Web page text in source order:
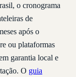
o cronograma
de
após o
ou plataformas
garantia local e
O guia